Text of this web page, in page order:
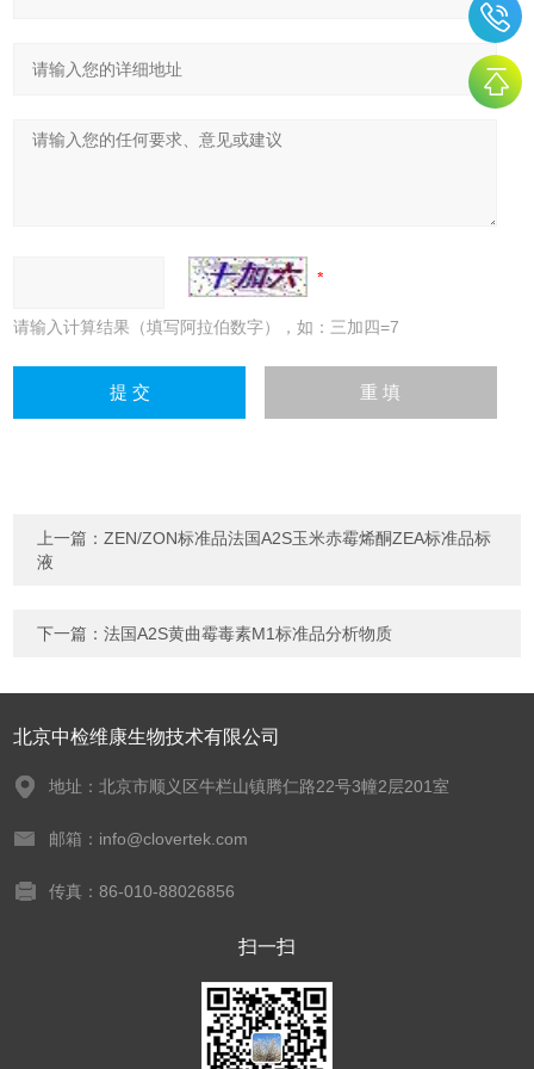
请输入计算结果（填写阿拉伯数字），如：三加四=7
上一篇：ZEN/ZON标准品法国A2S玉米赤霉烯酮ZEA标准品标
液
下一篇：法国A2S黄曲霉毒素M1标准品分析物质
北京中检维康生物技术有限公司
地址：北京市顺义区牛栏山镇腾仁路22号3幢2层201室
邮箱：info@clovertek.com
传真：86-010-88026856
扫一扫